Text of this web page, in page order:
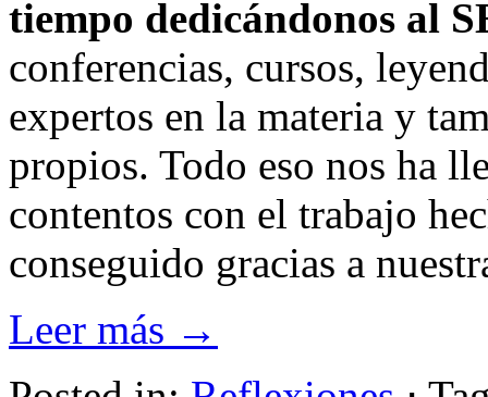
tiempo dedicándonos al
conferencias, cursos,
expertos en la materia y
propios. Todo eso nos ha
contentos con el trabajo
conseguido gracias a
Leer más →